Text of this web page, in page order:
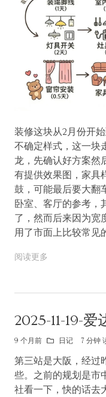
装修这块从2月份开
不确定样式，这一块
龙，先确认好方案然
有提供效果图，家具
鼓，可能最后要大翻
卧室、客厅的参考，
了，然而后来因为宽
用了市面上比较常见
阅读更多
2025-11-19-
9 个月前 日记 7 分钟
第三站是大阪，经过
些。之前的规划是市
社看一下，快的话去